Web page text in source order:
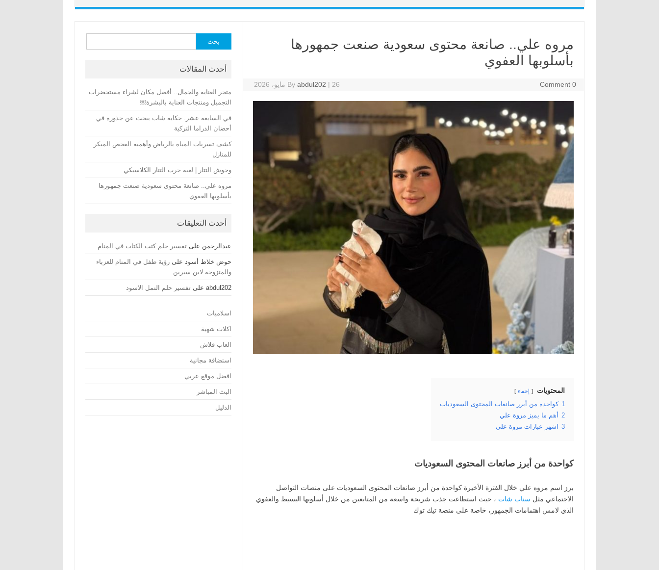
مروه علي.. صانعة محتوى سعودية صنعت جمهورها
بأسلوبها العفوي
By abdul202 | 26 مايو، 2026 0 Comment
المحتويات إخفاء
1 كواحدة من أبرز صانعات المحتوى السعوديات
2
أهم ما يميز مروة علي
3
اشهر عبارات مروة علي
كواحدة من أبرز صانعات المحتوى السعوديات
برز اسم مروه علي خلال الفترة الأخيرة كواحدة من أبرز صانعات المحتوى السعوديات على منصات التواصل
الاجتماعي مثل سناب شات ، حيث استطاعت جذب شريحة واسعة من المتابعين من خلال أسلوبها البسيط والعفوي
الذي لامس اهتمامات الجمهور، خاصة على منصة تيك توك
عن:
أحدث المقالات
متجر العناية والجمال.. أفضل مكان لشراء مستحضرات
التجميل ومنتجات العناية بالبشرة￼
في السابعة عشر: حكاية شاب يبحث عن جذوره في
أحضان الدراما التركية
كشف تسربات المياه بالرياض وأهمية الفحص المبكر
للمنازل
وحوش التتار | لعبة حرب التتار الكلاسيكي
مروه علي.. صانعة محتوى سعودية صنعت جمهورها
بأسلوبها العفوي
أحدث التعليقات
عبدالرحمن على تفسير حلم كتب الكتاب في المنام
حوض خلاط أسود علىرؤية طفل في المنام للعزباء
والمتزوجة لابن سيرين
abdul202 على تفسير حلم النمل الاسود
اسلاميات
اكلات شهية
العاب فلاش
استضافة مجانية
افضل موقع عربي
البث المباشر
الدليل